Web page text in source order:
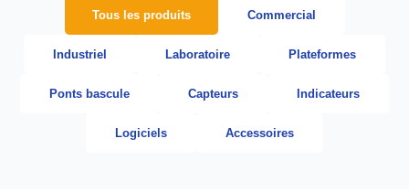
Tous les produits Commercial
Industriel Laboratoire Plateformes
Ponts bascule Capteurs Indicateurs
Logiciels Accessoires